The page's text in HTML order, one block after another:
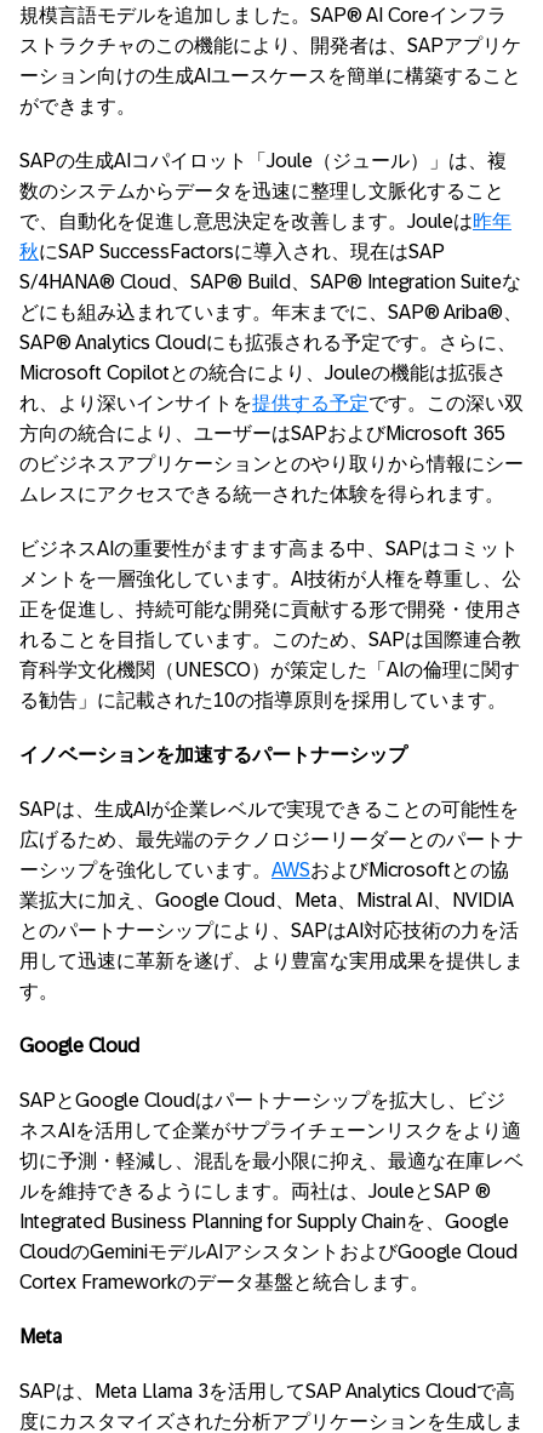
規模言語モデルを追加しました。SAP® AI Coreインフラ
ストラクチャのこの機能により、開発者は、SAPアプリケ
ーション向けの生成AIユースケースを簡単に構築すること
ができます。
SAPの生成AIコパイロット「Joule（ジュール）」は、複
数のシステムからデータを迅速に整理し文脈化すること
で、自動化を促進し意思決定を改善します。Jouleは昨年
秋にSAP SuccessFactorsに導入され、現在はSAP
S/4HANA® Cloud、SAP® Build、SAP® Integration Suiteな
どにも組み込まれています。年末までに、SAP® Ariba®、
SAP® Analytics Cloudにも拡張される予定です。さらに、
Microsoft Copilotとの統合により、Jouleの機能は拡張さ
れ、より深いインサイトを提供する予定です。この深い双
方向の統合により、ユーザーはSAPおよびMicrosoft 365
のビジネスアプリケーションとのやり取りから情報にシー
ムレスにアクセスできる統一された体験を得られます。
ビジネスAIの重要性がますます高まる中、SAPはコミット
メントを一層強化しています。AI技術が人権を尊重し、公
正を促進し、持続可能な開発に貢献する形で開発・使用さ
れることを目指しています。このため、SAPは国際連合教
育科学文化機関（UNESCO）が策定した「AIの倫理に関す
る勧告」に記載された10の指導原則を採用しています。
イノベーションを加速するパートナーシップ
SAPは、生成AIが企業レベルで実現できることの可能性を
広げるため、最先端のテクノロジーリーダーとのパートナ
ーシップを強化しています。 AWSおよびMicrosoftとの協
業拡大に加え、Google Cloud、Meta、Mistral AI、NVIDIA
とのパートナーシップにより、SAPはAI対応技術の力を活
用して迅速に革新を遂げ、より豊富な実用成果を提供しま
す。
Google Cloud
SAPとGoogle Cloudはパートナーシップを拡大し、ビジ
ネスAIを活用して企業がサプライチェーンリスクをより適
切に予測・軽減し、混乱を最小限に抑え、最適な在庫レベ
ルを維持できるようにします。両社は、JouleとSAP ®
Integrated Business Planning for Supply Chainを、Google
CloudのGeminiモデルAIアシスタントおよびGoogle Cloud
Cortex Frameworkのデータ基盤と統合します。
Meta
SAPは、Meta Llama 3を活用してSAP Analytics Cloudで高
度にカスタマイズされた分析アプリケーションを生成しま